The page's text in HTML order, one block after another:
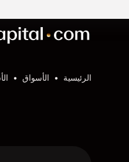
الرئيسية الأسواق